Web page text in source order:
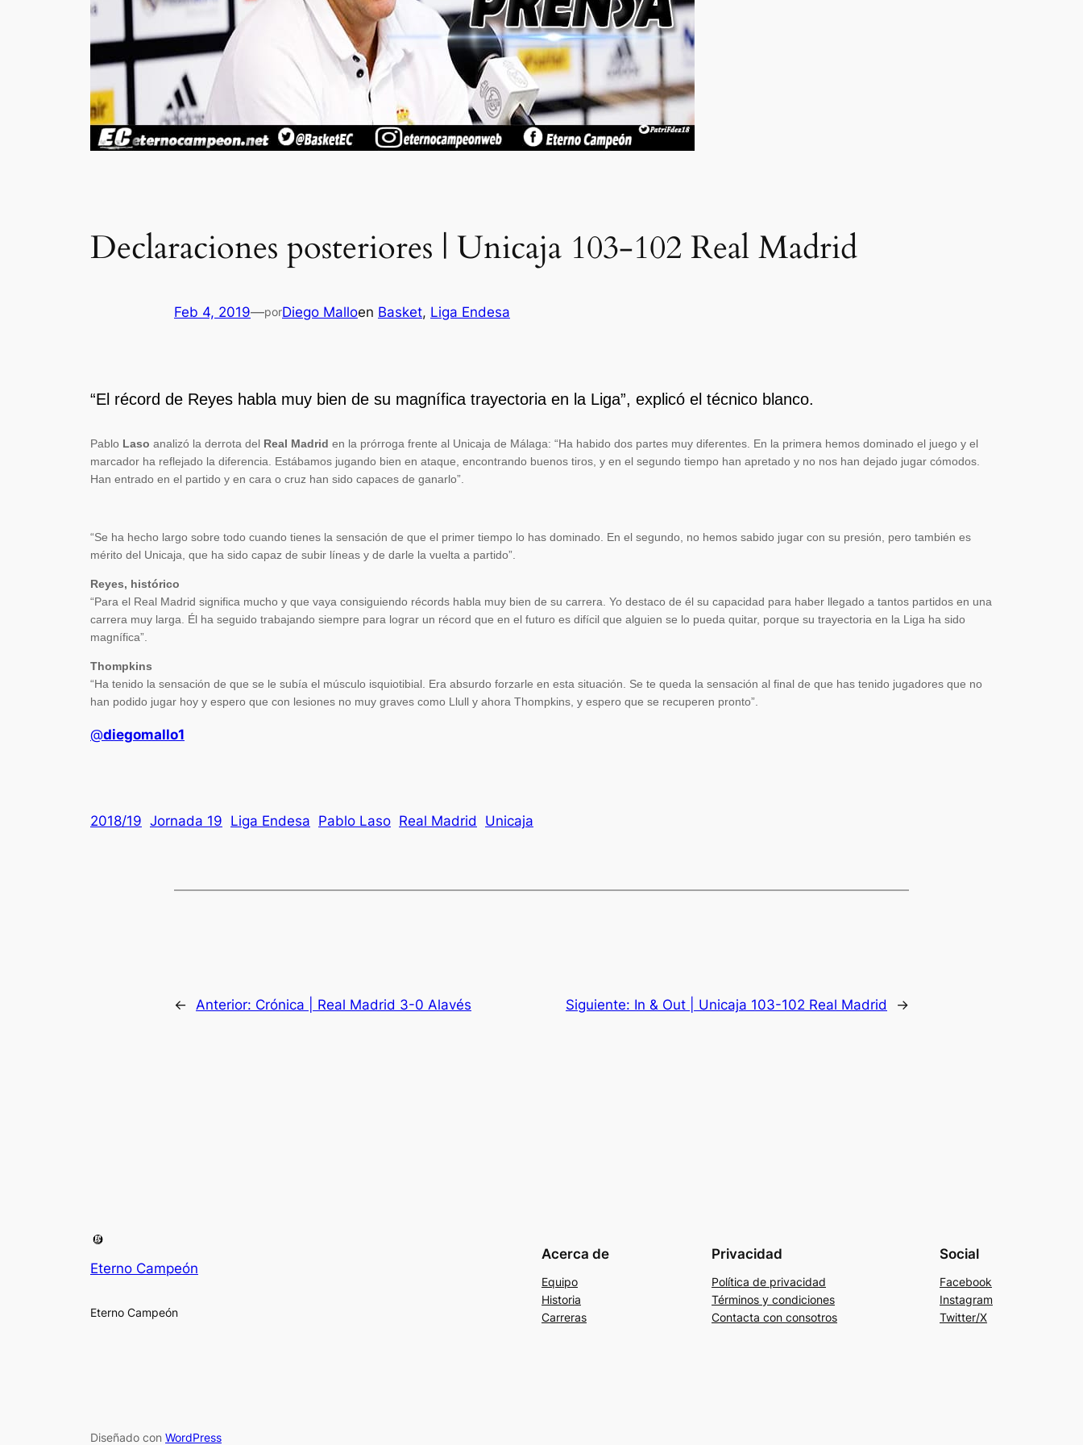
Declaraciones posteriores | Unicaja 103-102 Real Madrid
Feb 4, 2019—porDiego Malloen Basket, Liga Endesa
“El récord de Reyes habla muy bien de su magnífica trayectoria en la Liga”, explicó el técnico blanco.
Pablo Laso analizó la derrota del Real Madrid en la prórroga frente al Unicaja de Málaga: “Ha habido dos partes muy diferentes. En la primera hemos dominado el juego y el
marcador ha reflejado la diferencia. Estábamos jugando bien en ataque, encontrando buenos tiros, y en el segundo tiempo han apretado y no nos han dejado jugar cómodos.
Han entrado en el partido y en cara o cruz han sido capaces de ganarlo”.
“Se ha hecho largo sobre todo cuando tienes la sensación de que el primer tiempo lo has dominado. En el segundo, no hemos sabido jugar con su presión, pero también es
mérito del Unicaja, que ha sido capaz de subir líneas y de darle la vuelta a partido”.
Reyes, histórico
“Para el Real Madrid significa mucho y que vaya consiguiendo récords habla muy bien de su carrera. Yo destaco de él su capacidad para haber llegado a tantos partidos en una
carrera muy larga. Él ha seguido trabajando siempre para lograr un récord que en el futuro es difícil que alguien se lo pueda quitar, porque su trayectoria en la Liga ha sido
magnífica”.
Thompkins
“Ha tenido la sensación de que se le subía el músculo isquiotibial. Era absurdo forzarle en esta situación. Se te queda la sensación al final de que has tenido jugadores que no
han podido jugar hoy y espero que con lesiones no muy graves como Llull y ahora Thompkins, y espero que se recuperen pronto”.
@diegomallo1
2018/19 Jornada 19 Liga Endesa Pablo Laso Real Madrid Unicaja
← Anterior: Crónica | Real Madrid 3-0 Alavés Siguiente: In & Out | Unicaja 103-102 Real Madrid →
Eterno Campeón
Eterno Campeón
Acerca de
Equipo
Historia
Carreras
Privacidad
Política de privacidad
Términos y condiciones
Contacta con consotros
Social
Facebook
Instagram
Twitter/X
Diseñado con WordPress